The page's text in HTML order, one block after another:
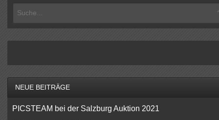
NEUE BEITRÄGE
PICSTEAM bei der Salzburg Auktion 2021